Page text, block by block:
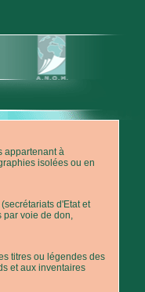
appartenant à
isolées ou en
d'Etat et
par voie de don,
titres ou légendes des
et aux inventaires